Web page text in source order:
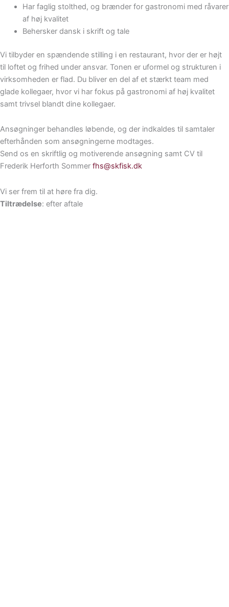
Har faglig stolthed, og brænder for gastronomi med råvarer
af høj kvalitet
Behersker dansk i skrift og tale
Vi tilbyder en spændende stilling i en restaurant, hvor der er højt
til loftet og frihed under ansvar. Tonen er uformel og strukturen i
virksomheden er flad. Du bliver en del af et stærkt team med
glade kollegaer, hvor vi har fokus på gastronomi af høj kvalitet
samt trivsel blandt dine kollegaer.
Ansøgninger behandles løbende, og der indkaldes til samtaler
efterhånden som ansøgningerne modtages.
Send os en skriftlig og motiverende ansøgning samt CV til
Frederik Herforth Sommer fhs@skfisk.dk
Vi ser frem til at høre fra dig.
Tiltrædelse: efter aftale